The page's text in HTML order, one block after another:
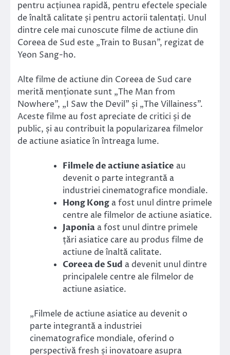
pentru acțiunea rapidă, pentru efectele speciale
de înaltă calitate și pentru actorii talentați. Unul
dintre cele mai cunoscute filme de actiune din
Coreea de Sud este „Train to Busan”, regizat de
Yeon Sang-ho.
Alte filme de actiune din Coreea de Sud care
merită menționate sunt „The Man from
Nowhere”, „I Saw the Devil” și „The Villainess”.
Aceste filme au fost apreciate de critici și de
public, și au contribuit la popularizarea filmelor
de actiune asiatice în întreaga lume.
Filmele de actiune asiatice au
devenit o parte integrantă a
industriei cinematografice mondiale.
Hong Kong a fost unul dintre primele
centre ale filmelor de actiune asiatice.
Japonia a fost unul dintre primele
țări asiatice care au produs filme de
actiune de înaltă calitate.
Coreea de Sud a devenit unul dintre
principalele centre ale filmelor de
actiune asiatice.
„Filmele de actiune asiatice au devenit o
parte integrantă a industriei
cinematografice mondiale, oferind o
perspectivă fresh și inovatoare asupra